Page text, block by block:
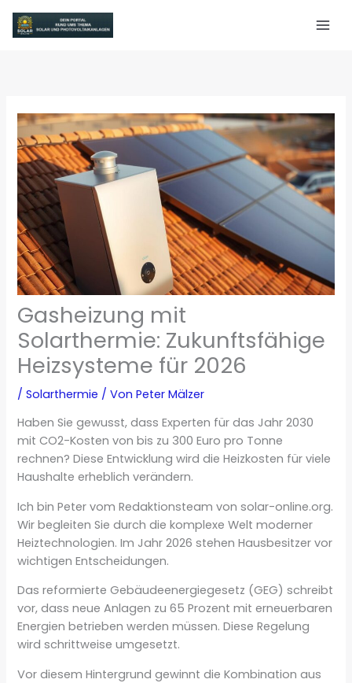
Inhalt
Gasheizung mit
Solarthermie: Zukunftsfähige
Heizsysteme für 2026
/Solarthermie / VonPeter Mälzer
Haben Sie gewusst, dass Experten für das Jahr 2030
mit CO2-Kosten von bis zu 300 Euro pro Tonne
rechnen? Diese Entwicklung wird die Heizkosten für viele
Haushalte erheblich verändern.
Ich bin Peter vom Redaktionsteam von solar-online.org.
Wir begleiten Sie durch die komplexe Welt moderner
Heiztechnologien. Im Jahr 2026 stehen Hausbesitzer vor
wichtigen Entscheidungen.
Das reformierte Gebäudeenergiegesetz (GEG) schreibt
vor, dass neue Anlagen zu 65 Prozent mit erneuerbaren
Energien betrieben werden müssen. Diese Regelung
wird schrittweise umgesetzt.
Vor diesem Hintergrund gewinnt die Kombination aus